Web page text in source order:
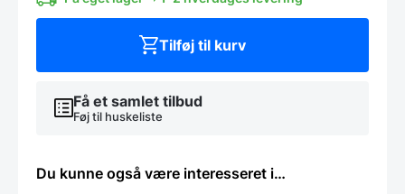
Få et samlet tilbud
Føj til huskeliste
Tilføj til kurv
Du kunne også være interesseret i…